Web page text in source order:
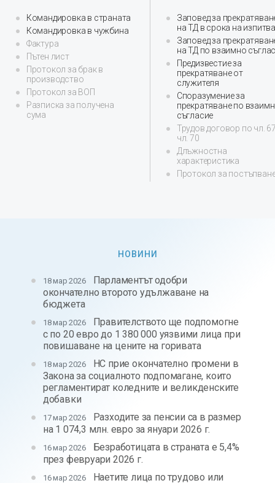
Командировка в страната
Командировка в чужбина
Фактура
Пътен лист
Протокол за брак в
производство
Протокол за ВОП
Разписка за получена
сума
Заповед за
на ТД в срока на
Заповед за
на ТД по взаимно
Предизвестие за
прекратяване от
служителя
Споразумение за
прекратяване по
съгласие
Трудов договор по чл.
чл. 70
Длъжностна
характеристика
Протокол за
НОВИНИ
18 мар 2026
Парламентът одобри
окончателно второто удължаване на
бюджета
18 мар 2026
Правителството ще подпомогне
с по 20 евро до 1 380 000 уязвими лица при
повишаване на цените на горивата
18 мар 2026
НС прие окончателно промени в
Закона за социалното подпомагане, които
регламентират коледните и великденските
добавки
17 мар 2026
Разходите за пенсии са в размер
на 1 074,3 млн. евро за януари 2026 г.
16 мар 2026
Безработицата в страната е 5,4%
през февруари 2026 г.
16 мар 2026
Наетите лица по трудово или